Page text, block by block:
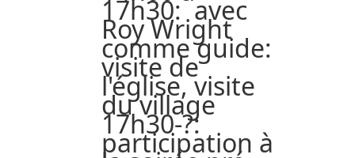
17h30: avec
Roy Wright
comme guide:
visite de
l'église, visite
du village
17h30-?:
participation à